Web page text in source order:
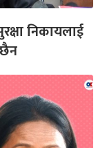
निकायलाई